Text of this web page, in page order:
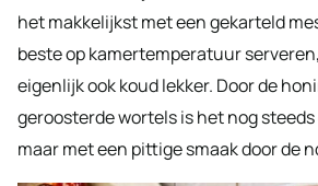
het makkelijkst met een gekarteld
beste op kamertemperatuur
eigenlijk ook koud lekker. Door de
geroosterde wortels is het nog
maar met een pittige smaak door de